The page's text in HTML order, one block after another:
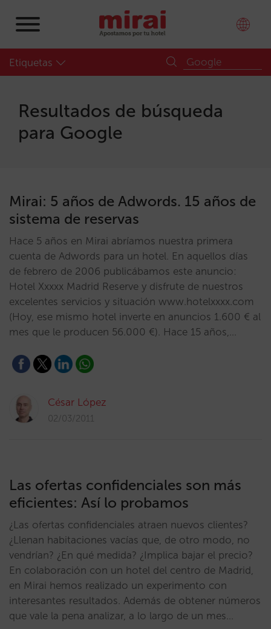
Etiquetas
Resultados de búsqueda
para Google
Mirai: 5 años de Adwords. 15 años de
sistema de reservas
Hace 5 años en Mirai abríamos nuestra primera
cuenta de Adwords para un hotel. En aquellos días
de febrero de 2006 publicábamos este anuncio:
Hotel Xxxxx Madrid Reserve y disfrute de nuestros
excelentes servicios y situación www.hotelxxxx.com
(Hoy, ese mismo hotel inverte en anuncios 1.600 € al
mes que le producen 56.000 €). Hace 15 años,…
César López
02/03/2011
Las ofertas confidenciales son más
eficientes: Así lo probamos
¿Las ofertas confidenciales atraen nuevos clientes?
¿Llenan habitaciones vacías que, de otro modo, no
vendrían? ¿En qué medida? ¿Implica bajar el precio?
En colaboración con un hotel del centro de Madrid,
en Mirai hemos realizado un experimento con
interesantes resultados. Además de obtener números
que vale la pena analizar, a lo largo de un mes…